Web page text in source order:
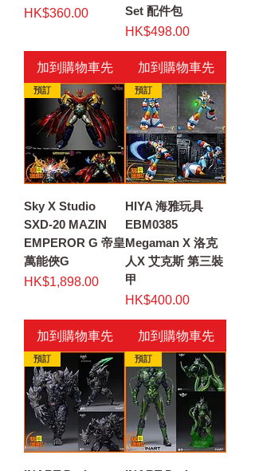
價格
HK$360.00
加到購物車先
Set 配件包
價格
HK$498.00
加到購物車先
預訂
Sky X Studio
SXD-20 MAZIN
EMPEROR G 帝皇
萬能俠G
價格
HK$1,898.00
加到購物車先
預訂
HIYA 海雅玩具
EBM0385
Megaman X 洛克
人X 艾克斯 第三裝
甲
價格
HK$400.00
加到購物車先
預訂 預訂